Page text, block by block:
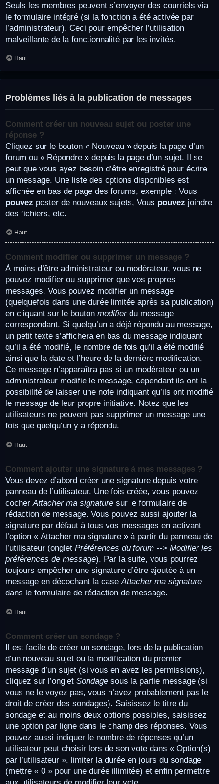
Seuls les membres peuvent s’envoyer des courriels via
le formulaire intégré (si la fonction a été activée par
l’administrateur). Ceci pour empêcher l’utilisation
malveillante de la fonctionnalité par les invités.
Haut
Problèmes liés à la publication de messages
Comment créer un nouveau sujet ou poster une
réponse ?
Cliquez sur le bouton « Nouveau » depuis la page d’un
forum ou « Répondre » depuis la page d’un sujet. Il se
peut que vous ayez besoin d’être enregistré pour écrire
un message. Une liste des options disponibles est
affichée en bas de page des forums, exemple : Vous
pouvez poster de nouveaux sujets, Vous pouvez joindre
des fichiers, etc.
Haut
Comment modifier ou supprimer un message ?
À moins d’être administrateur ou modérateur, vous ne
pouvez modifier ou supprimer que vos propres
messages. Vous pouvez modifier un message
(quelquefois dans une durée limitée après sa publication)
en cliquant sur le bouton modifierdu message
correspondant. Si quelqu’un a déjà répondu au message,
un petit texte s’affichera en bas du message indiquant
qu’il a été modifié, le nombre de fois qu’il a été modifié
ainsi que la date et l’heure de la dernière modification.
Ce message n’apparaîtra pas si un modérateur ou un
administrateur modifie le message, cependant ils ont la
possibilité de laisser une note indiquant qu’ils ont modifié
le message de leur propre initiative. Notez que les
utilisateurs ne peuvent pas supprimer un message une
fois que quelqu’un y a répondu.
Haut
Comment ajouter une signature à mes messages ?
Vous devez d’abord créer une signature depuis votre
panneau de l’utilisateur. Une fois créée, vous pouvez
cocherAttacher ma signature sur le formulaire de
rédaction de message. Vous pouvez aussi ajouter la
signature par défaut à tous vos messages en activant
l’option « Attacher ma signature » à partir du panneau de
l’utilisateur (onglet Préférences du forum --> Modifier les
préférences de message). Par la suite, vous pourrez
toujours empêcher une signature d’être ajoutée à un
message en décochant la caseAttacher ma signature
dans le formulaire de rédaction de message.
Haut
Comment créer un sondage ?
Il est facile de créer un sondage, lors de la publication
d’un nouveau sujet ou la modification du premier
message d’un sujet (si vous en avez les permissions),
cliquez sur l’onglet Sondage sous la partie message (si
vous ne le voyez pas, vous n’avez probablement pas le
droit de créer des sondages). Saisissez le titre du
sondage et au moins deux options possibles, saisissez
une option par ligne dans le champ des réponses. Vous
pouvez aussi indiquer le nombre de réponses qu’un
utilisateur peut choisir lors de son vote dans « Option(s)
par l’utilisateur », limiter la durée en jours du sondage
(mettre « 0 » pour une durée illimitée) et enfin permettre